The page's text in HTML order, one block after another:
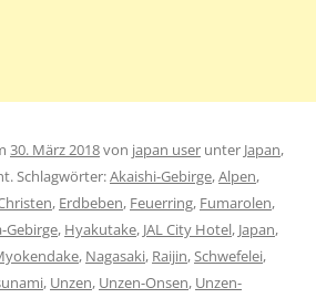
30. März 2018von japan user unter Japan,
Schlagwörter:Akaishi-Gebirge,Alpen,
, Erdbeben, Feuerring, Fumarolen,
Gebirge, Hyakutake, JAL City Hotel, Japan,
, Nagasaki, Raijin,Schwefelei,
, Unzen, Unzen-Onsen, Unzen-